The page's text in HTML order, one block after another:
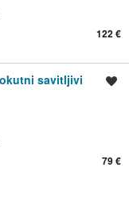
122 €
savitljivi
79 €